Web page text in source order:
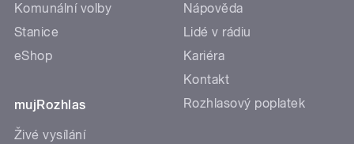
Komunální volby
Stanice
eShop
mujRozhlas
Živé vysílání
Nápověda
Lidé v rádiu
Kariéra
Kontakt
Rozhlasový poplatek